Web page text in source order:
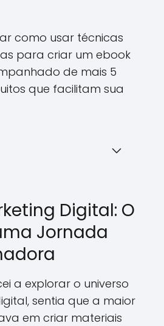
como usar técnicas
para criar um ebook
de mais 5
que facilitam sua
Digital: O
Jornada
a explorar o universo
sentia que a maior
em criar materiais